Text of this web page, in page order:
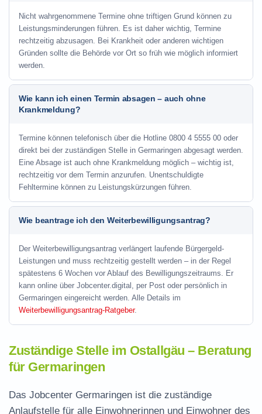
Nicht wahrgenommene Termine ohne triftigen Grund können zu
Leistungsminderungen führen. Es ist daher wichtig, Termine
rechtzeitig abzusagen. Bei Krankheit oder anderen wichtigen
Gründen sollte die Behörde vor Ort so früh wie möglich informiert
werden.
Wie kann ich einen Termin absagen – auch ohne
Krankmeldung?
Termine können telefonisch über die Hotline 0800 4 5555 00 oder
direkt bei der zuständigen Stelle in Germaringen abgesagt werden.
Eine Absage ist auch ohne Krankmeldung möglich – wichtig ist,
rechtzeitig vor dem Termin anzurufen. Unentschuldigte
Fehltermine können zu Leistungskürzungen führen.
Wie beantrage ich den Weiterbewilligungsantrag?
Der Weiterbewilligungsantrag verlängert laufende Bürgergeld-
Leistungen und muss rechtzeitig gestellt werden – in der Regel
spätestens 6 Wochen vor Ablauf des Bewilligungszeitraums. Er
kann online über Jobcenter.digital, per Post oder persönlich in
Germaringen eingereicht werden. Alle Details im
Weiterbewilligungsantrag-Ratgeber.
Zuständige Stelle im Ostallgäu – Beratung
für Germaringen
Das Jobcenter Germaringen ist die zuständige
Anlaufstelle für alle Einwohnerinnen und Einwohner des